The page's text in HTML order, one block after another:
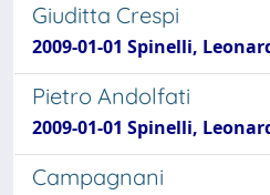
Giuditta Crespi
2009-01-01 Spinelli,
Pietro Andolfati
2009-01-01 Spinelli,
Campagnani